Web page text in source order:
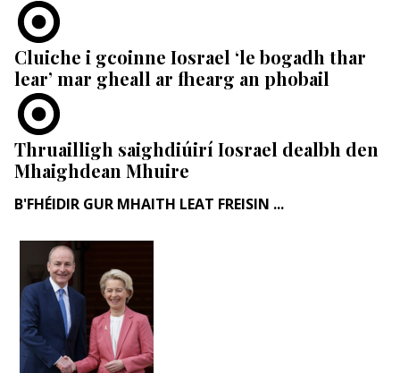
Cluiche i gcoinne Iosrael ‘le bogadh thar
lear’ mar gheall ar fhearg an phobail
Thruailligh saighdiúirí Iosrael dealbh den
Mhaighdean Mhuire
B'FHÉIDIR GUR MHAITH LEAT FREISIN ...